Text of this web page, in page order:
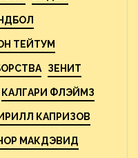
ТЕЙТУМ
ЗЕНИТ
КАЛГАРИ ФЛЭЙМЗ
КАПРИЗОВ
МАКДЭВИД